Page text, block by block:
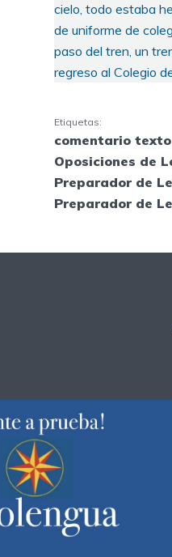
cielo, todo estaba
de uniforme de
paso del tren, un
regreso al Colegio
Etiquetas:
comentario
Oposiciones de
Preparador de
Preparador de